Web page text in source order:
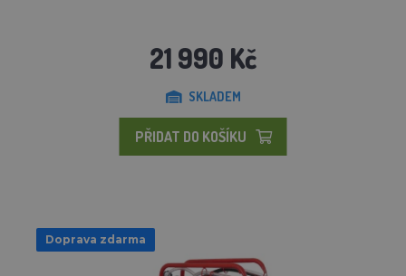
21 990 Kč
SKLADEM
PŘIDAT DO KOŠÍKU
Doprava zdarma